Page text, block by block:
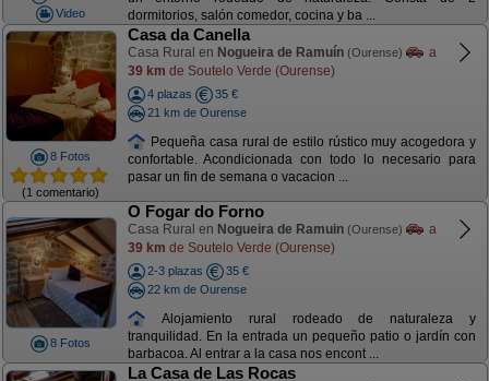
Video
dormitorios, salón comedor, cocina y ba ...
8 Fotos
(1 comentario)
Casa da Canella
Casa Rural en Nogueira de Ramuín (Ourense)
a
39 km de Soutelo Verde (Ourense)
4 plazas
35 €
21 km de Ourense
Pequeña casa rural de estilo rústico muy acogedora y
confortable. Acondicionada con todo lo necesario para
pasar un fin de semana o vacacion ...
8 Fotos
O Fogar do Forno
Casa Rural en Nogueira de Ramuin (Ourense)
a
39 km de Soutelo Verde (Ourense)
2-3 plazas
35 €
22 km de Ourense
Alojamiento rural rodeado de naturaleza y
tranquilidad. En la entrada un pequeño patio o jardín con
barbacoa. Al entrar a la casa nos encont ...
La Casa de Las Rocas